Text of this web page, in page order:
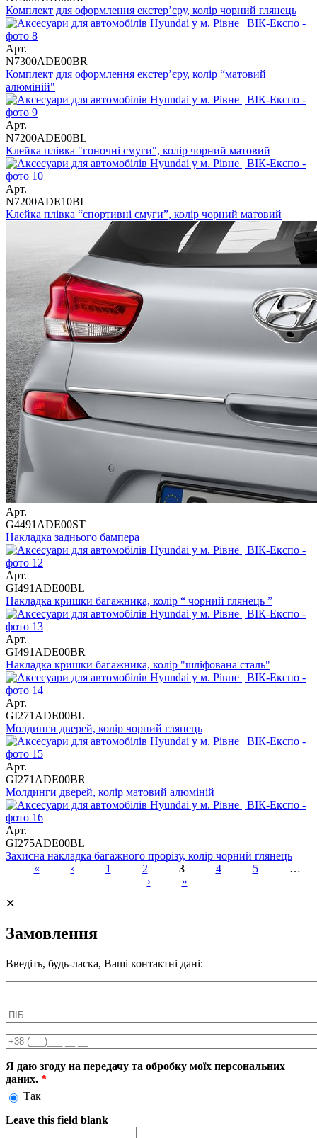
Комплект для оформлення екстер’єру, колір чорний глянець
Арт.
N7300ADE00BR
Комплект для оформлення екстер’єру, колір “матовий
алюміній"
Арт.
N7200ADE00BL
Клейка плівка "гоночні смуги", колір чорний матовий
Арт.
N7200ADE10BL
Клейка плівка “спортивні смуги”, колір чорний матовий
Арт.
G4491ADE00ST
Накладка заднього бампера
Арт.
GI491ADE00BL
Накладка кришки багажника, колір “ чорний глянець ”
Арт.
GI491ADE00BR
Накладка кришки багажника, колір "шліфована сталь"
Арт.
GI271ADE00BL
Молдинги дверей, колір чорний глянець
Арт.
GI271ADE00BR
Молдинги дверей, колір матовий алюміній
Арт.
GI275ADE00BL
Захисна накладка багажного прорізу, колір чорний глянець
« ‹ 1 2 3 4 5
…
›
»
✕
Замовлення
Введіть, будь-ласка, Ваші контактні дані:
ПІБ
Телефон
Я даю згоду на передачу та обробку моїх персональних
даних. *
Так
Leave this field blank